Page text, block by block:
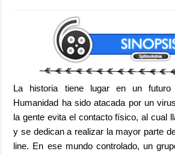
La historia tiene lugar en un futuro
Humanidad ha sido atacada por un
la gente evita el contacto físico, al cual
y se dedican a realizar la mayor parte
line. En ese mundo controlado, un